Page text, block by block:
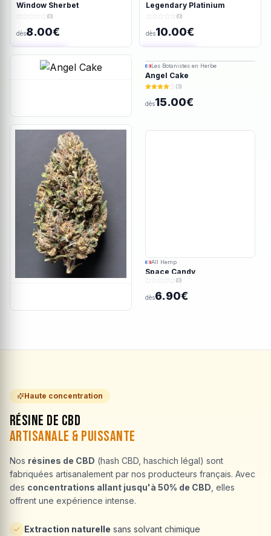
Window Sherbet
(0)
dès8.00€
Ajout rapide
Legendary Platinium
(0)
dès10.00€
Les Botanistes en Herbe
Angel Cake
(3)
dès15.00€
All Hemp
Space Candy
(0)
dès6.90€
Haute concentration
Résine de CBD
Artisanale & Puissante
Nos résines de CBD (hash CBD, haschich légal) sont
fabriquées artisanalement par nos producteurs français. Avec
des concentrations allant jusqu'à 50% de CBD , elles
offrent une expérience intense.
Extraction naturelle sans solvant chimique